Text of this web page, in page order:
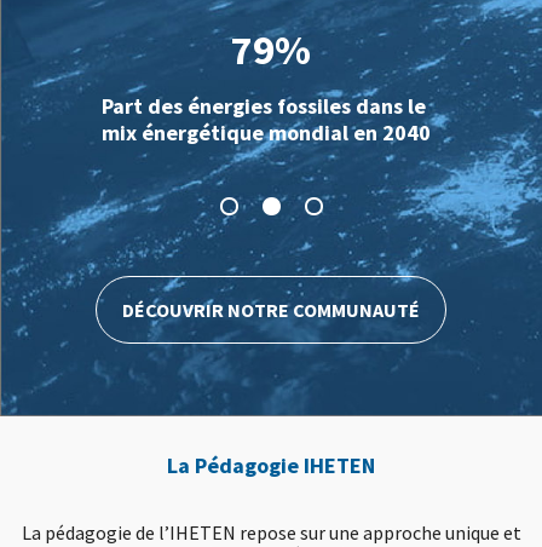
79%
Part des énergies fossiles dans le
mix énergétique mondial en 2040
DÉCOUVRIR NOTRE COMMUNAUTÉ
La Pédagogie IHETEN
La pédagogie de l’IHETEN repose sur une approche unique et